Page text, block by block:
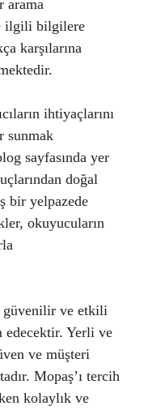
arama
ilgili bilgilere
karşılarına
ihtiyaçlarını
sunmak
sayfasında yer
doğal
bir yelpazede
okuyucuların
güvenilir ve etkili
edecektir. Yerli ve
ve müşteri
Mopaş’ı tercih
kolaylık ve